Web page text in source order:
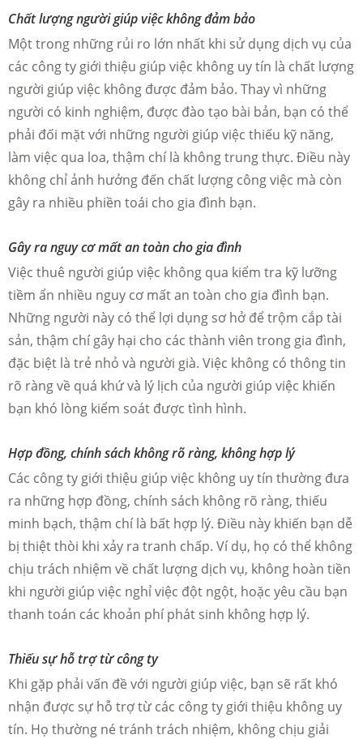
Chất lượng người giúp việc không đảm bảo
Một trong những rủi ro lớn nhất khi sử dụng dịch vụ của
các công ty giới thiệu giúp việc không uy tín là chất lượng
người giúp việc không được đảm bảo. Thay vì những
người có kinh nghiệm, được đào tạo bài bản, bạn có thể
phải đối mặt với những người giúp việc thiếu kỹ năng,
làm việc qua loa, thậm chí là không trung thực. Điều này
không chỉ ảnh hưởng đến chất lượng công việc mà còn
gây ra nhiều phiền toái cho gia đình bạn.
Gây ra nguy cơ mất an toàn cho gia đình
Việc thuê người giúp việc không qua kiểm tra kỹ lưỡng
tiềm ẩn nhiều nguy cơ mất an toàn cho gia đình bạn.
Những người này có thể lợi dụng sơ hở để trộm cắp tài
sản, thậm chí gây hại cho các thành viên trong gia đình,
đặc biệt là trẻ nhỏ và người già. Việc không có thông tin
rõ ràng về quá khứ và lý lịch của người giúp việc khiến
bạn khó lòng kiểm soát được tình hình.
Hợp đồng, chính sách không rõ ràng, không hợp lý
Các công ty giới thiệu giúp việc không uy tín thường đưa
ra những hợp đồng, chính sách không rõ ràng, thiếu
minh bạch, thậm chí là bất hợp lý. Điều này khiến bạn dễ
bị thiệt thòi khi xảy ra tranh chấp. Ví dụ, họ có thể không
chịu trách nhiệm về chất lượng dịch vụ, không hoàn tiền
khi người giúp việc nghỉ việc đột ngột, hoặc yêu cầu bạn
thanh toán các khoản phí phát sinh không hợp lý.
Thiếu sự hỗ trợ từ công ty
Khi gặp phải vấn đề với người giúp việc, bạn sẽ rất khó
nhận được sự hỗ trợ từ các công ty giới thiệu không uy
tín. Họ thường né tránh trách nhiệm, không chịu giải